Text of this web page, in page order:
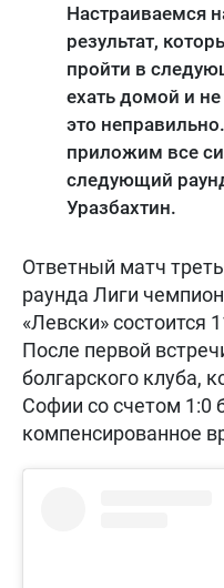
Настраиваемся
результат,
пройти в
ехать домой и
это
приложим все
следующий
Уразбахтин.
Ответный матч
раунда Лиги
«Левски» состоится
После первой
болгарского клуба,
Софии со счетом 1:0
компенсированное